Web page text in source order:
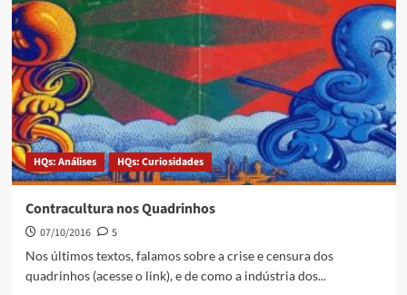
HQs: Análises HQs: Curiosidades
Contracultura nos Quadrinhos
07/10/2016
5
Nos últimos textos, falamos sobre a crise e censura dos
quadrinhos (acesse o link), e de como a indústria dos...